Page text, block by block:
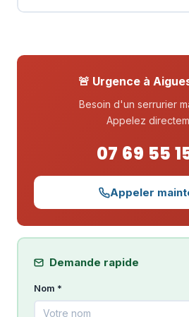
🚨 Urgence à
Besoin d'un serrurier
Appelez
07 69 55
Appeler
Demande rapide
Nom *